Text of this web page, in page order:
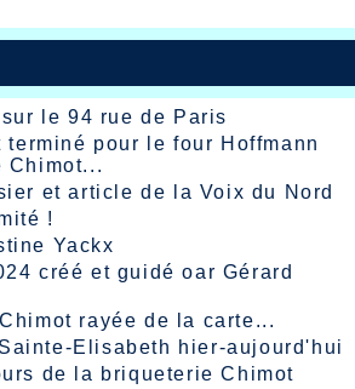
le 94 rue de Paris
pour le four Hoffmann
Chimot...
et article de la Voix du Nord
!
Yackx
créé et guidé oar Gérard
rayée de la carte...
Elisabeth hier-aujourd'hui
de la briqueterie Chimot